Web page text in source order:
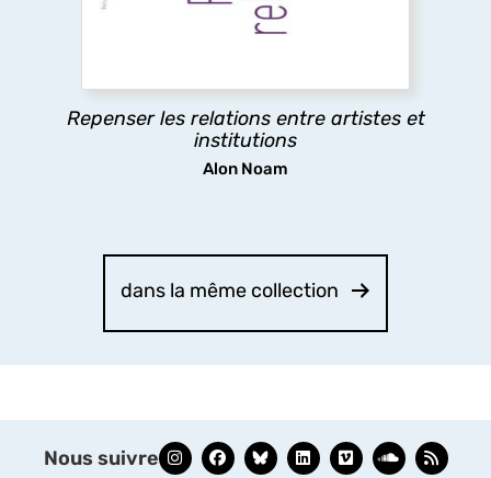
Repenser les relations entre artistes et
institutions
Alon Noam
aspirations artistiques et logiques
institutionnelles, afin de mettre en lumière les
découvrir
dans la même collection
Nous suivre